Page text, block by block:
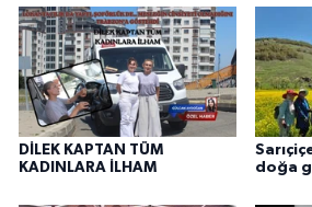
DİLEK KAPTAN TÜM
KADINLARA İLHAM
doğa